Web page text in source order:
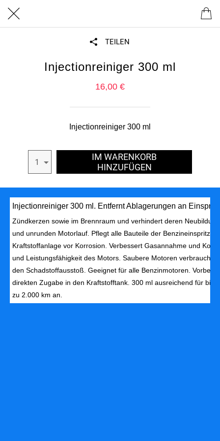
TEILEN
Injectionreiniger 300 ml
16,00 €
Injectionreiniger 300 ml
1
IM WARENKORB
HINZUFÜGEN
Injectionreiniger 300 ml. Entfernt Ablagerungen an
Zündkerzen sowie im Brennraum und verhindert deren
und unrunden Motorlauf. Pflegt alle Bauteile der
Kraftstoffanlage vor Korrosion. Verbessert Gasannahme und
und Leistungsfähigkeit des Motors. Saubere Motoren
den Schadstoffausstoß. Geeignet für alle Benzinmotoren.
direkten Zugabe in den Kraftstofftank. 300 ml ausreichend für bis
zu 2.000 km an.